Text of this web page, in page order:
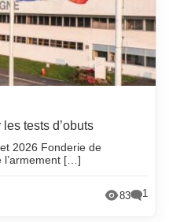
tests d’obuts
2026 Fonderie de
l’armement […]
83 1